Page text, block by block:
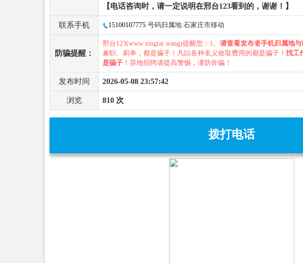
【电话咨询时，请一定说明在邢台123看到的，谢谢！】
联系手机 15100107775 号码归属地:石家庄市移动
防骗提醒：
邢台123(www.xingtai.wang)提醒您：1、 请查看发布者手机归属地
兼职、刷单，都是骗子！凡以各种名义收取费用的都是骗子！ 找工
是骗子 ！异地招聘请提高警惕，谨防诈骗！
发布时间 2026-05-08 23:57:42
浏览 810 次
拨打电话